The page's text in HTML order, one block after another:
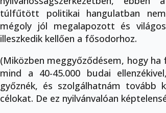
túlfűtött politikai hangulatban
mégoly jól megalapozott és
illeszkedik kellően a fősodorhoz.
(Miközben meggyőződésem, hogy
mind a 40-45.000 budai
győznék, és szolgálhatnám tovább
célokat. De ez nyilvánvalóan